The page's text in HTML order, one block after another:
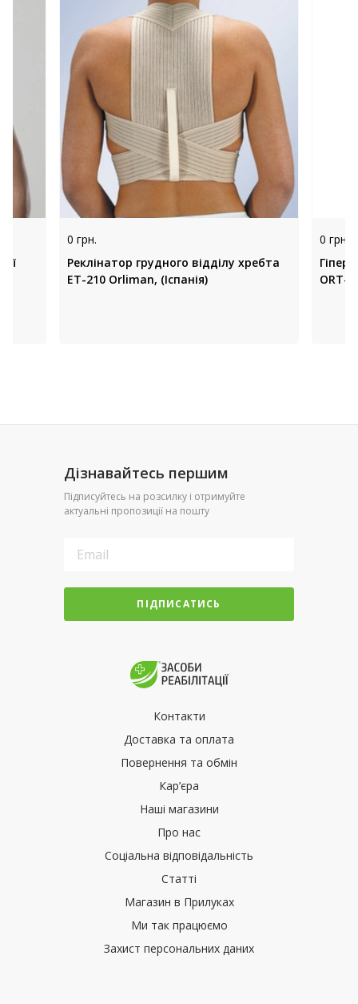
0 грн.
Реклінатор грудного відділу хребта
ET-210 Orliman, (Іспанія)
0 грн.
ORT-
Дізнавайтесь першим
Підписуйтесь на розсилку і отримуйте
актуальні пропозиції на пошту
ПІДПИСАТИСЬ
Контакти
Доставка та оплата
Повернення та обмін
Кар’єра
Наші магазини
Про нас
Соціальна відповідальність
Статті
Магазин в Прилуках
Ми так працюємо
Захист персональних даних